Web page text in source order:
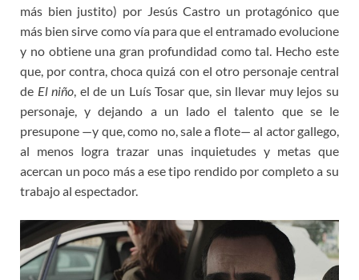
más bien justito) por Jesús Castro un protagónico que
más bien sirve como vía para que el entramado evolucione
y no obtiene una gran profundidad como tal. Hecho este
que, por contra, choca quizá con el otro personaje central
de El niño, el de un Luís Tosar que, sin llevar muy lejos su
personaje, y dejando a un lado el talento que se le
presupone —y que, como no, sale a flote— al actor gallego,
al menos logra trazar unas inquietudes y metas que
acercan un poco más a ese tipo rendido por completo a su
trabajo al espectador.